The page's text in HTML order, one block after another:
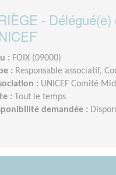
-
: FOIX (09000)
: Responsable associatif,
: UNICEF Comité
:
Tout le temps
demandée :